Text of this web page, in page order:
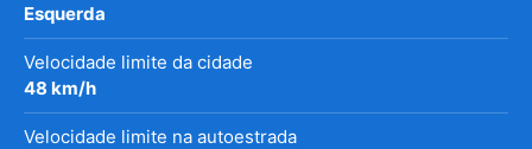
Esquerda
Velocidade limite da cidade
48 km/h
Velocidade limite na autoestrada